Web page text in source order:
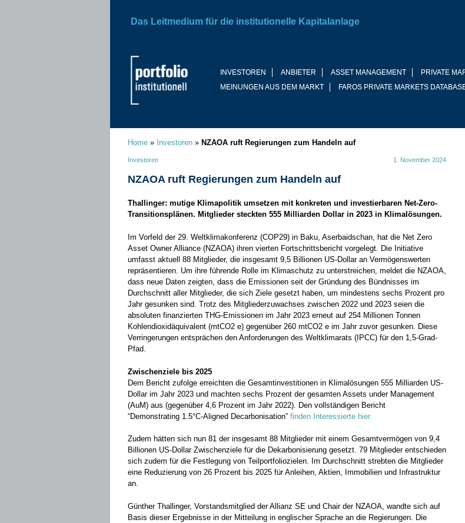
INVESTOREN ANBIETER ASSET MANAGEMENT PRIVATE
MEINUNGEN AUS DEM MARKT
FAROS PRIVATE MARKETS
Das Leitmedium für die institutionelle Kapitalanlage
Home » Investoren » NZAOA ruft Regierungen zum Handeln auf
Investoren 1. November 2024
NZAOA ruft Regierungen zum Handeln auf
Thallinger: mutige Klimapolitik umsetzen mit konkreten und investierbaren Net-Zero-
Transitionsplänen. Mitglieder steckten 555 Milliarden Dollar in 2023 in Klimalösungen.
Im Vorfeld der 29. Weltklimakonferenz (COP29) in Baku, Aserbaidschan, hat die Net Zero
Asset Owner Alliance (NZAOA) ihren vierten Fortschrittsbericht vorgelegt. Die Initiative
umfasst aktuell 88 Mitglieder, die insgesamt 9,5 Billionen US-Dollar an Vermögenswerten
repräsentieren. Um ihre führende Rolle im Klimaschutz zu unterstreichen, meldet die NZAOA,
dass neue Daten zeigten, dass die Emissionen seit der Gründung des Bündnisses im
Durchschnitt aller Mitglieder, die sich Ziele gesetzt haben, um mindestens sechs Prozent pro
Jahr gesunken sind. Trotz des Mitgliederzuwachses zwischen 2022 und 2023 seien die
absoluten finanzierten THG-Emissionen im Jahr 2023 erneut auf 254 Millionen Tonnen
Kohlendioxidäquivalent (mtCO2 e) gegenüber 260 mtCO2 e im Jahr zuvor gesunken. Diese
Verringerungen entsprächen den Anforderungen des Weltklimarats (IPCC) für den 1,5-Grad-
Pfad.
Zwischenziele bis 2025
Dem Bericht zufolge erreichten die Gesamtinvestitionen in Klimalösungen 555 Milliarden US-
Dollar im Jahr 2023 und machten sechs Prozent der gesamten Assets under Management
(AuM) aus (gegenüber 4,6 Prozent im Jahr 2022). Den vollständigen Bericht
“Demonstrating 1.5°C-Aligned Decarbonisation” finden Interessierte hier.
Zudem hätten sich nun 81 der insgesamt 88 Mitglieder mit einem Gesamtvermögen von 9,4
Billionen US-Dollar Zwischenziele für die Dekarbonisierung gesetzt. 79 Mitglieder entschieden
sich zudem für die Festlegung von Teilportfoliozielen. Im Durchschnitt strebten die Mitglieder
eine Reduzierung von 26 Prozent bis 2025 für Anleihen, Aktien, Immobilien und Infrastruktur
an.
Günther Thallinger, Vorstandsmitglied der Allianz SE und Chair der NZAOA, wandte sich auf
Basis dieser Ergebnisse in der Mitteilung in englischer Sprache an die Regierungen. Die